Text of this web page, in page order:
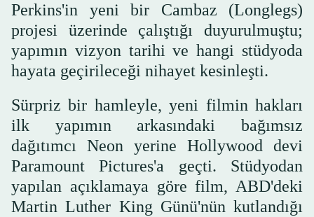
Perkins'in yeni bir Cambaz (Longlegs)
projesi üzerinde çalıştığı duyurulmuştu;
yapımın vizyon tarihi ve hangi stüdyoda
hayata geçirileceği nihayet kesinleşti.
Sürpriz bir hamleyle, yeni filmin hakları
ilk yapımın arkasındaki bağımsız
dağıtımcı Neon yerine Hollywood devi
Paramount Pictures'a geçti. Stüdyodan
yapılan açıklamaya göre film, ABD'deki
Martin Luther King Günü'nün kutlandığı